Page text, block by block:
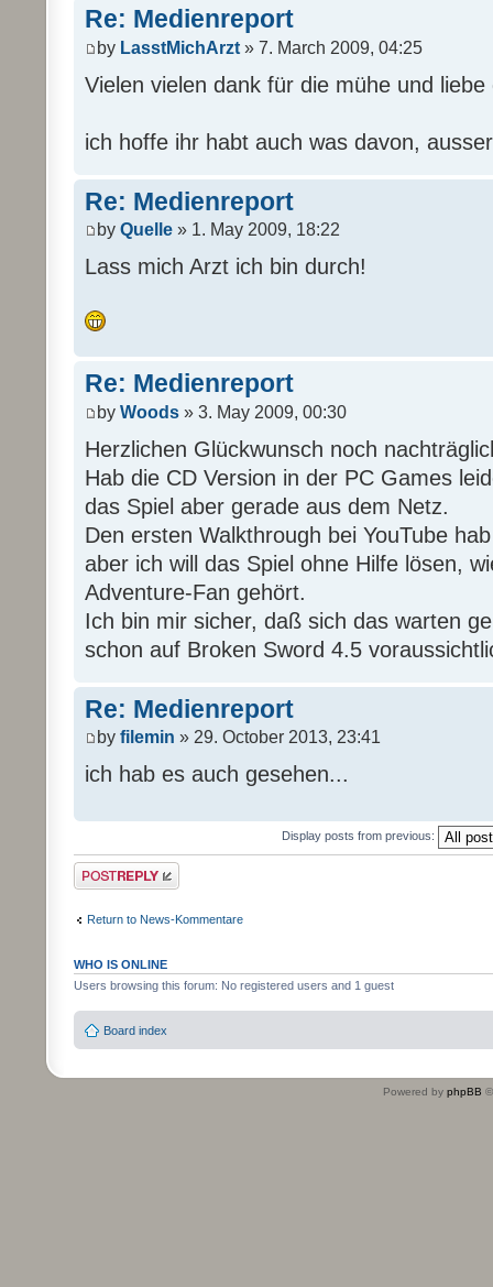
Re: Medienreport
by LasstMichArzt » 7. March 2009, 04:25
Vielen vielen dank für die mühe und
ich hoffe ihr habt auch was davon,
Re: Medienreport
by Quelle » 1. May 2009, 18:22
Lass mich Arzt ich bin durch!
Re: Medienreport
by Woods » 3. May 2009, 00:30
Herzlichen Glückwunsch noch
Hab die CD Version in der PC Games
das Spiel aber gerade aus dem Netz.
Den ersten Walkthrough bei YouTube
aber ich will das Spiel ohne Hilfe lösen,
Adventure-Fan gehört.
Ich bin mir sicher, daß sich das warten
schon auf Broken Sword 4.5
Re: Medienreport
by filemin » 29. October 2013, 23:41
ich hab es auch gesehen...
Display posts from previous:
Post a reply
Return to News-Kommentare
WHO IS ONLINE
Users browsing this forum: No registered users and 1 guest
Board index
Powered by phpBB